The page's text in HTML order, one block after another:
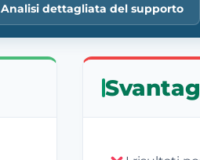
Analisi dettagliata del supporto